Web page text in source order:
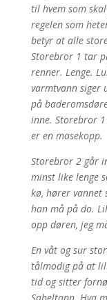
til hvem som
regelen som
betyr at alle
Storebror 1 tar
renner. Lenge.
varmtvann siger
på
inne. Storebror
er en masekopp.
Storebror 2 går
minst like lenge
kø, hører
han må på do.
opp døren, jeg
En våt og sur
tålmodig på at
tid og sitter